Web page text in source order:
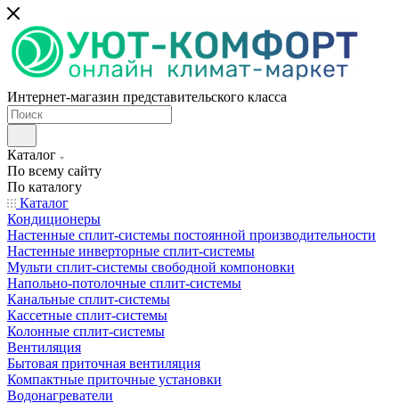
Интернет-магазин представительского класса
Каталог
По всему сайту
По каталогу
Каталог
Кондиционеры
Настенные сплит-системы постоянной производительности
Настенные инверторные сплит-системы
Мульти сплит-системы свободной компоновки
Напольно-потолочные сплит-системы
Канальные сплит-системы
Кассетные сплит-системы
Колонные сплит-системы
Вентиляция
Бытовая приточная вентиляция
Компактные приточные установки
Водонагреватели